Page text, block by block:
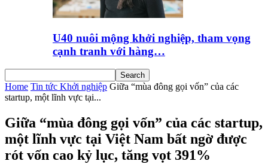
U40 nuôi mộng khởi nghiệp, tham vọng
cạnh tranh với hàng…
Home Tin tức Khởi nghiệp Giữa “mùa đông gọi vốn” của các
startup, một lĩnh vực tại...
Giữa “mùa đông gọi vốn” của các startup,
một lĩnh vực tại Việt Nam bất ngờ được
rót vốn cao kỷ lục, tăng vọt 391%